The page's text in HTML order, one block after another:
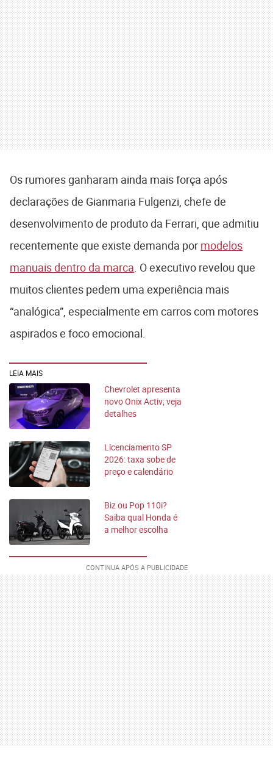
Os rumores ganharam ainda mais força após
declarações de Gianmaria Fulgenzi, chefe de
desenvolvimento de produto da Ferrari, que admitiu
recentemente que existe demanda por modelos
manuais dentro da marca . O executivo revelou que
muitos clientes pedem uma experiência mais
“analógica”, especialmente em carros com motores
aspirados e foco emocional.
LEIA MAIS
Chevrolet apresenta
novo Onix Activ; veja
detalhes
Licenciamento SP
2026: taxa sobe de
preço e calendário
Biz ou Pop 110i?
Saiba qual Honda é
a melhor escolha